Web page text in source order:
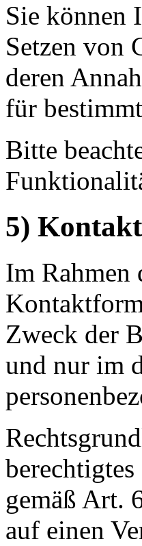
Sie können
Setzen von
deren
für
Bitte
5)
Im Rahmen
Zweck der
und nur im
gemäß Art.
auf einen